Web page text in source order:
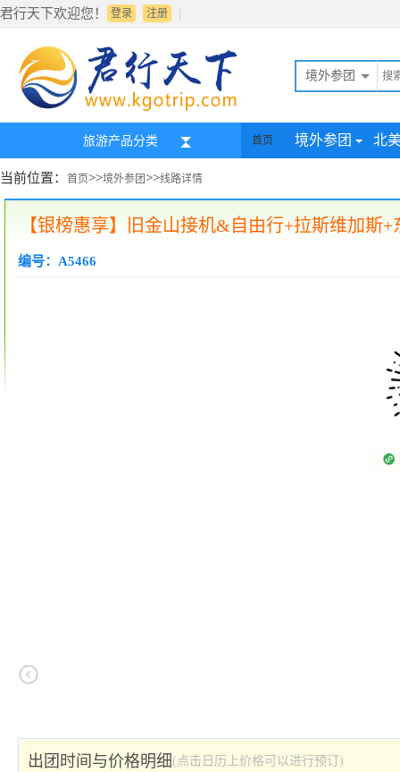
君行天下欢迎您！ 登录 |
注册
境外参团
旅游产品分类 首页 境外参团 北
当前位置： 首页>>境外参团>>线路详情
【银榜惠享】旧金山接机&自由行+拉斯维加斯
编号：A5466
出团时间与价格明细(点击日历上价格可以进行预订)